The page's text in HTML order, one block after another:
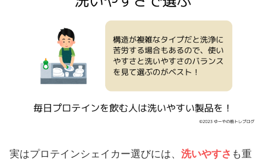
実はプロテインシェイカー選びには、 洗いやすさ も重